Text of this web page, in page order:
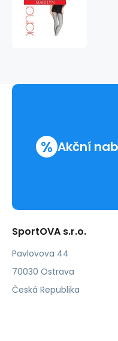
% Akční
SportOVA s.r.o.
Pavlovova 44
70030 Ostrava
Česká Republika